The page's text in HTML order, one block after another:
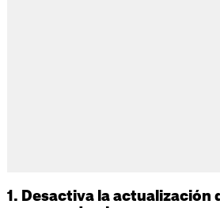
1. Desactiva la actualización